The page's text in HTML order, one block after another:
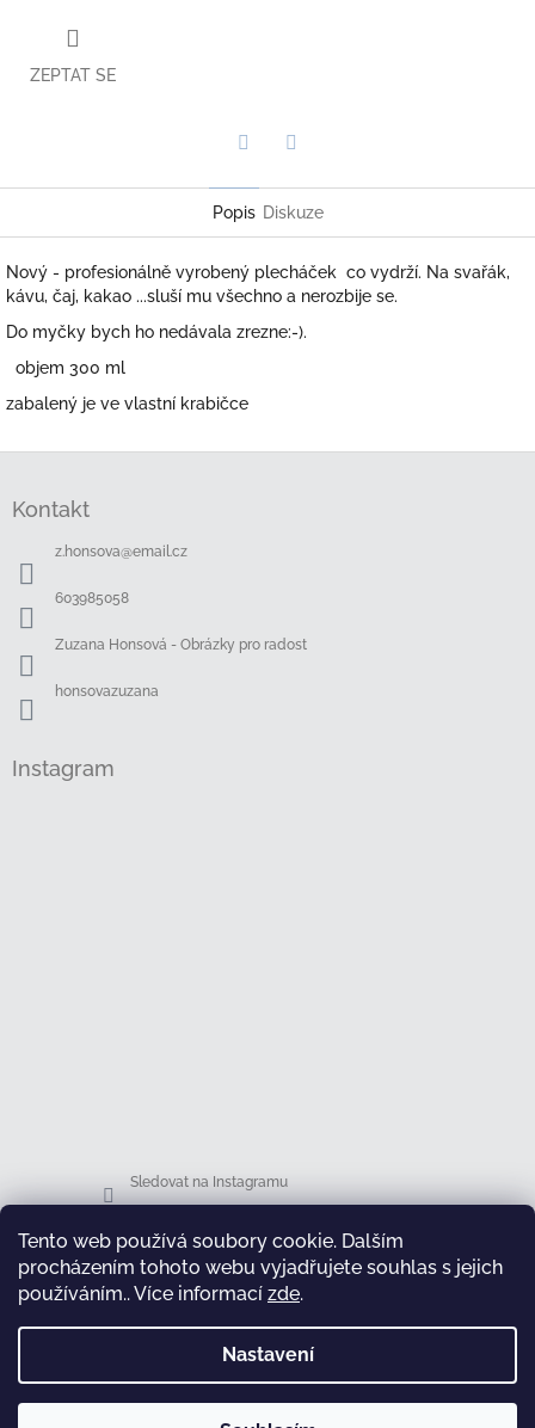
Tento web používá soubory cookie. Dalším
procházením tohoto webu vyjadřujete souhlas s jejich
používáním.. Více informací zde.
Nastavení
ZEPTAT SE
Popis Diskuze
Nový - profesionálně vyrobený plecháček co vydrží. Na svařák,
kávu, čaj, kakao ...sluší mu všechno a nerozbije se.
Do myčky bych ho nedávala zrezne:-).
objem 300 ml
zabalený je ve vlastní krabičce
Kontakt
z.honsova@email.cz
603985058
Zuzana Honsová - Obrázky pro radost
honsovazuzana
Instagram
Sledovat na Instagramu
Facebook
test